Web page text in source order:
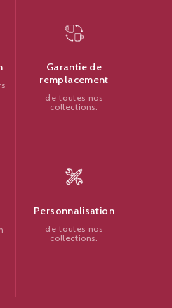
Garantie de
remplacement
de toutes nos
collections.
Personnalisation
de toutes nos
collections.